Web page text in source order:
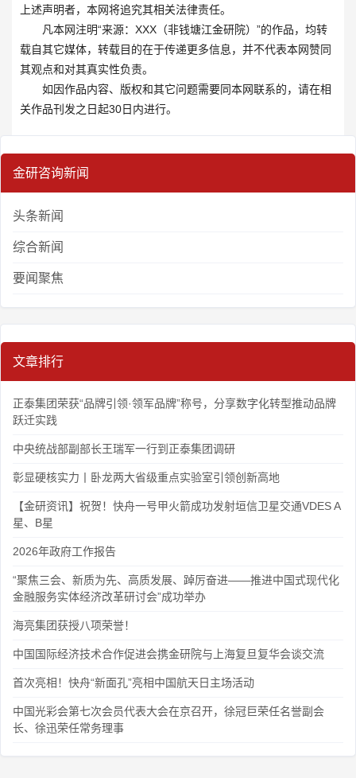
上述声明者，本网将追究其相关法律责任。
凡本网注明“来源：XXX（非钱塘江金研院）”的作品，均转
载自其它媒体，转载目的在于传递更多信息，并不代表本网赞同
其观点和对其真实性负责。
如因作品内容、版权和其它问题需要同本网联系的，请在相
关作品刊发之日起30日内进行。
金研咨询新闻
头条新闻
综合新闻
要闻聚焦
文章排行
正泰集团荣获“品牌引领·领军品牌”称号，分享数字化转型推动品牌
跃迁实践
中央统战部副部长王瑞军一行到正泰集团调研
彰显硬核实力丨卧龙两大省级重点实验室引领创新高地
【金研资讯】祝贺！快舟一号甲火箭成功发射垣信卫星交通VDES A
星、B星
2026年政府工作报告
“聚焦三会、新质为先、高质发展、踔厉奋进——推进中国式现代化
金融服务实体经济改革研讨会”成功举办
海亮集团获授八项荣誉！
中国国际经济技术合作促进会携金研院与上海复旦复华会谈交流
首次亮相！快舟“新面孔”亮相中国航天日主场活动
中国光彩会第七次会员代表大会在京召开，徐冠巨荣任名誉副会
长、徐迅荣任常务理事